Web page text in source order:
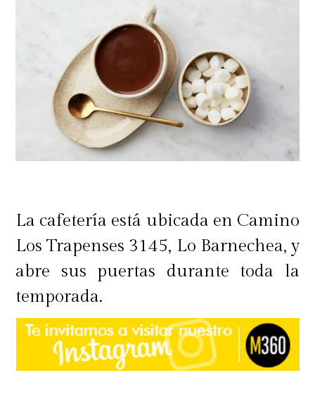
La cafetería está ubicada en Camino
Los Trapenses 3145, Lo Barnechea, y
abre sus puertas durante toda la
temporada.